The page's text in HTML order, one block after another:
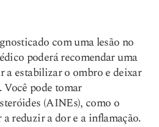
com uma lesão no
poderá recomendar uma
a estabilizar o ombro e deixar
Você pode tomar
(AINEs), como o
reduzir a dor e a inflamação.